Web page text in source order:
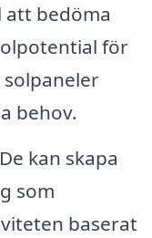
att bedöma
för
behov.
De kan skapa
som
baserat